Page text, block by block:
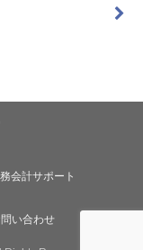
会計サポート
問い合わせ